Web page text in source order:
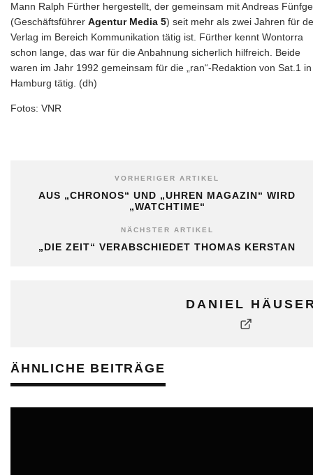
Mann Ralph Fürther hergestellt, der gemeinsam mit Andreas
(Geschäftsführer Agentur Media 5) seit mehr als zwei Jahren für
Verlag im Bereich Kommunikation tätig ist. Fürther kennt Wontorra
schon lange, das war für die Anbahnung sicherlich hilfreich. Beide
waren im Jahr 1992 gemeinsam für die „ran“-Redaktion von Sat.1 in
Hamburg tätig. (dh)
Fotos: VNR
VORHERIGER ARTIKEL
AUS „CHRONOS“ UND „UHREN MAGAZIN“ WIRD
„WATCHTIME“
NÄCHSTER ARTIKEL
„DIE ZEIT“ VERABSCHIEDET THOMAS KERSTAN
DANIEL
ÄHNLICHE BEITRÄGE